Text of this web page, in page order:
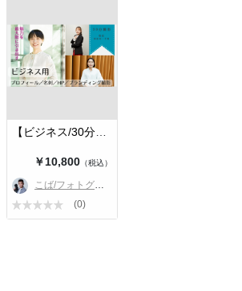
￥10,800（税込）
こば/フォトグラファー
(0)